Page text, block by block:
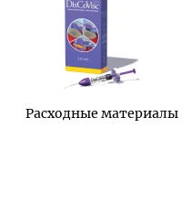
Расходные материалы